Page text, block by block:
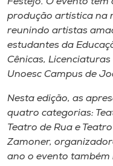
CPA
Biblioteca
Editora
Rádio
produção artística na
reunindo artistas
estudantes da
Cênicas,
Unoesc Campus de
Nesta edição, as
quatro categorias:
Teatro de Rua e
Zamoner,
ano o evento